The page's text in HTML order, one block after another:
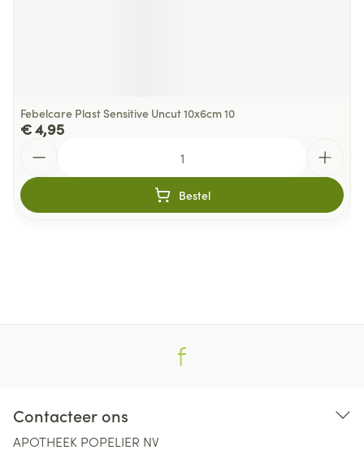
Febelcare Plast Sensitive Uncut 10x6cm 10
€ 4,95
Bestel
Contacteer ons
APOTHEEK POPELIER NV